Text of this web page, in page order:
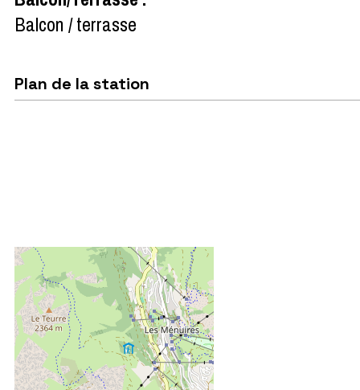
Balcon / terrasse
Plan de la station